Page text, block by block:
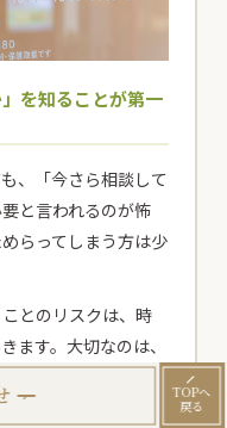
を知ることが第一
、「今さら相談して
と言われるのが怖
らってしまう方は少
とのリスクは、時
ます。大切なのは、
ことです。
TOPへ
戻る